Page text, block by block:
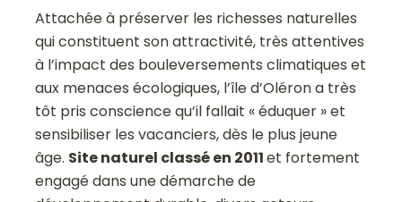
Attachée à préserver les richesses naturelles
qui constituent son attractivité, très attentives
à l’impact des bouleversements climatiques et
aux menaces écologiques, l’île d’Oléron a très
tôt pris conscience qu’il fallait « éduquer » et
sensibiliser les vacanciers, dès le plus jeune
âge. Site naturel classé en 2011et fortement
engagé dans une démarche de